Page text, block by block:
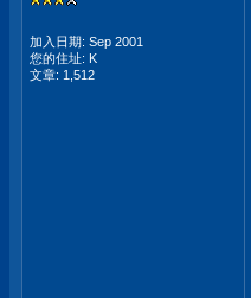
加入日期: Sep 2001
您的住址: K
文章: 1,512